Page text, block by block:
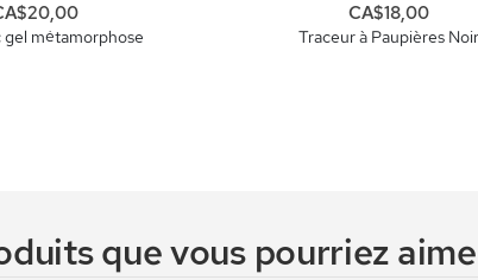
gel métamorphose Traceur à Paupières Noir
CA$18,00
que vous pourriez